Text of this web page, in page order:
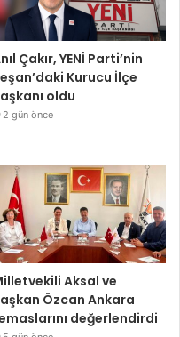
Çakır, YENİ Parti’nin
Kurucu İlçe
oldu
2 gün önce
Aksal ve
Özcan Ankara
değerlendirdi